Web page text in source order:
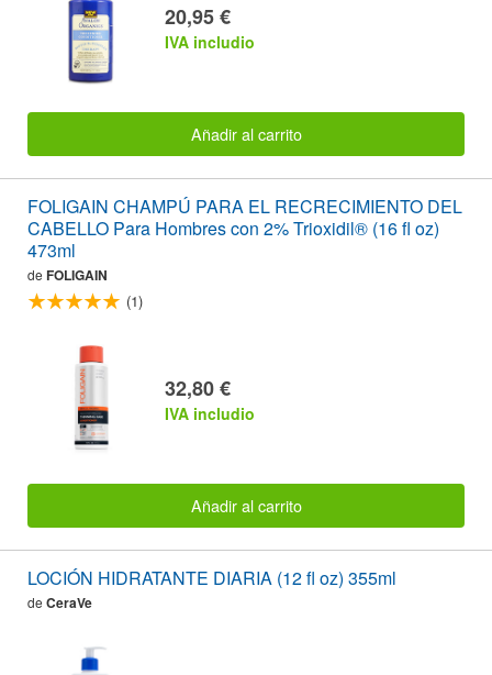
20,95 €
IVA includio
Añadir al carrito
FOLIGAIN CHAMPÚ PARA EL RECRECIMIENTO DEL
CABELLO Para Hombres con 2% Trioxidil® (16 fl oz)
473ml
de FOLIGAIN
(1)
32,80 €
IVA includio
Añadir al carrito
LOCIÓN HIDRATANTE DIARIA (12 fl oz) 355ml
de CeraVe